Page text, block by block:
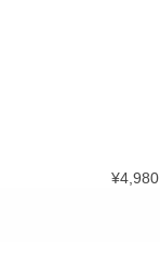
¥4,980